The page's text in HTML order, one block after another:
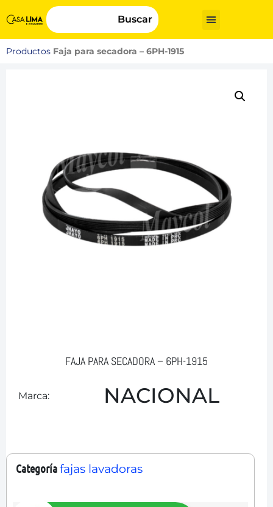
Buscar
Productos Faja para secadora – 6PH-1915
FAJA PARA SECADORA – 6PH-1915
Marca: NACIONAL
Categoríafajas lavadoras